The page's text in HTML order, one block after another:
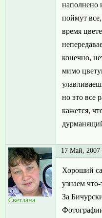
наполнено
поймут
время
конечно,
мимо
но это все
кажется,
Светлана
17 Май, 2007
Хороший
узнаем
За